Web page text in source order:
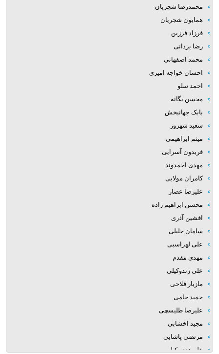
محمدرضا شجریان
همایون شجریان
فرزاد فرزین
رضا یزدانی
محمد اصفهانی
احسان خواجه امیری
احمد سلو
محسن یگانه
بابک جهانبخش
سعید شهروز
میثم ابراهیمی
فریدون آسرایی
مهدی احمدوند
کامران مولایی
علیرضا عصار
محسن ابراهیم زاده
افشین آذری
سامان جلیلی
علی لهراسبی
مهدی مقدم
علی زندوکیلی
مازیار فلاحی
حمید حامی
علیرضا طلیسچی
مجید اخشابی
مرتضی پاشایی
علی زند وکیلی